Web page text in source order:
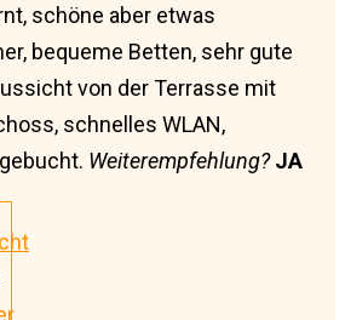
schöne aber etwas
bequeme Betten, sehr gute
von der Terrasse mit
schnelles WLAN,
Weiterempfehlung? JA